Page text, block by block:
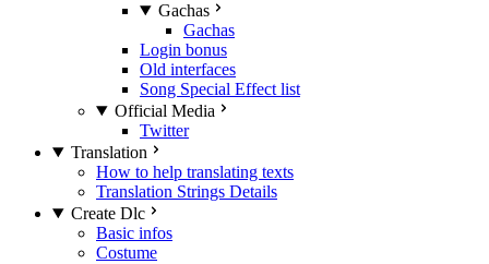
Gachas
Gachas
Login bonus
Old interfaces
Song Special Effect list
Official Media
Twitter
Translation
How to help translating texts
Translation Strings Details
Create Dlc
Basic infos
Costume